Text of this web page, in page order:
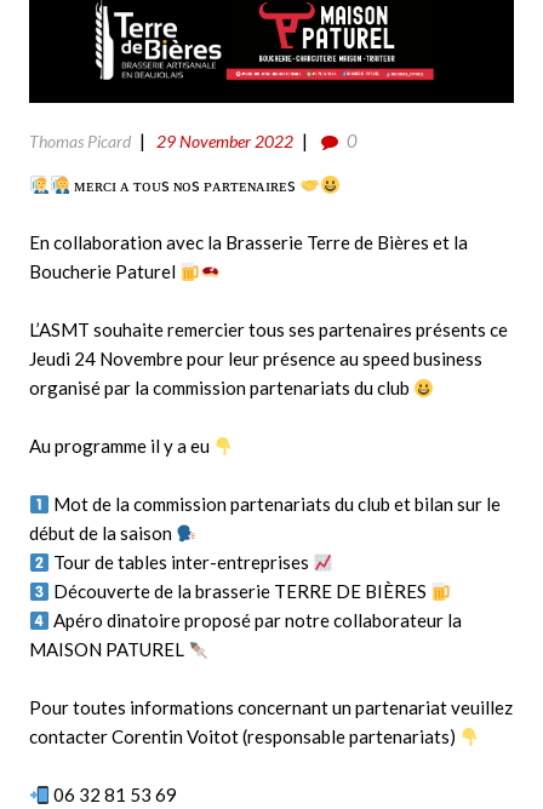
Thomas Picard 29 November 2022
0
ᴍᴇʀᴄɪ ᴀ ᴛᴏᴜs ɴᴏs ᴘᴀʀᴛᴇɴᴀɪʀᴇs
En collaboration avec la Brasserie Terre de Bières et la
Boucherie Paturel
L’ASMT souhaite remercier tous ses partenaires présents ce
Jeudi 24 Novembre pour leur présence au speed business
organisé par la commission partenariats du club
Au programme il y a eu
Mot de la commission partenariats du club et bilan sur le
début de la saison
Tour de tables inter-entreprises
Découverte de la brasserie TERRE DE BIÈRES
Apéro dinatoire proposé par notre collaborateur la
MAISON PATUREL
Pour toutes informations concernant un partenariat veuillez
contacter Corentin Voitot (responsable partenariats)
06 32 81 53 69